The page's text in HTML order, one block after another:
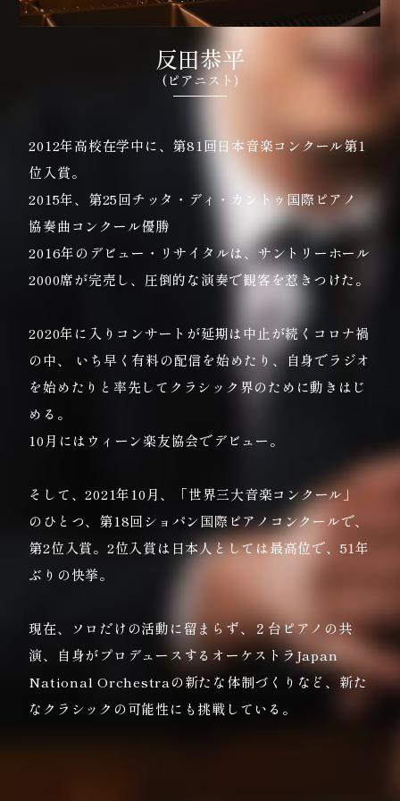
反田恭平
(ピアニスト)
2012年高校在学中に、第81回日本音楽コンクール第1
位入賞。
2015年、第25回チッタ・ディ・カントゥ国際ピアノ
協奏曲コンクール優勝
2016年のデビュー・リサイタルは、サントリーホール
2000席が完売し、圧倒的な演奏で観客を惹きつけた。
2020年に入りコンサートが延期は中止が続くコロナ禍
の中、 いち早く有料の配信を始めたり、自身でラジオ
を始めたりと率先してクラシック界のために動きはじ
める。
10月にはウィーン楽友協会でデビュー。
そして、2021年10月、「世界三大音楽コンクール」
のひとつ、第18回ショパン国際ピアノコンクールで、
第2位入賞。2位入賞は日本人としては最高位で、51年
ぶりの快挙。
現在、ソロだけの活動に留まらず、２台ピアノの共
演、自身がプロデュースするオーケストラJapan
National Orchestraの新たな体制づくりなど、新た
なクラシックの可能性にも挑戦している。